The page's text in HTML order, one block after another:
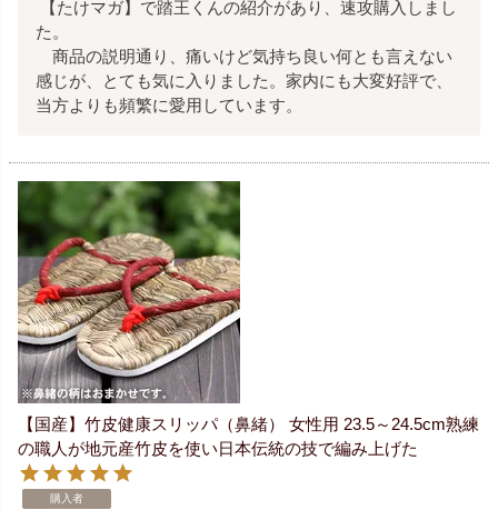
た。
商品の説明通り、痛いけど気持ち良い何とも言えない
感じが、とても気に入りました。家内にも大変好評で、
当方よりも頻繁に愛用しています。
【国産】竹皮健康スリッパ（鼻緒） 女性用 23.5～24.5cm熟練
の職人が地元産竹皮を使い日本伝統の技で編み上げた
購入者